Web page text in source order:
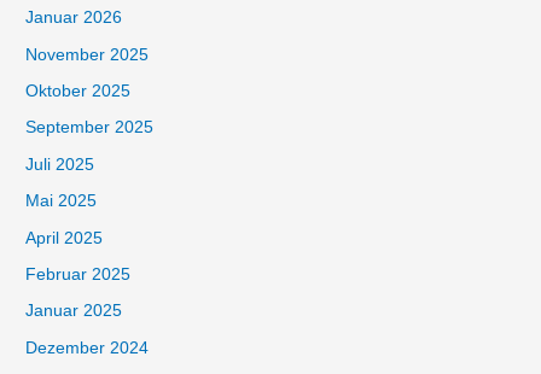
Januar 2026
November 2025
Oktober 2025
September 2025
Juli 2025
Mai 2025
April 2025
Februar 2025
Januar 2025
Dezember 2024